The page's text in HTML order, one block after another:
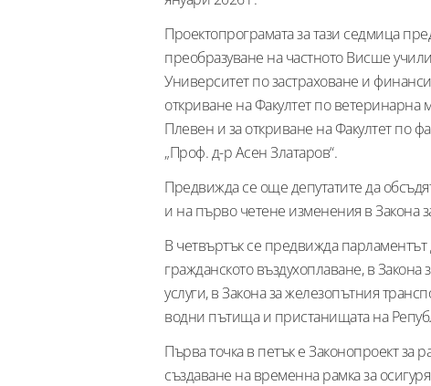
Проектопрограмата за тази седмица
преобразуване на частното Висше
Университет по застраховане и
откриване на Факултет по ветеринарна
Плевен и за откриване на Факултет по
„Проф. д-р Асен Златаров“.
Предвижда се още депутатите да
и на първо четене изменения в Закона
В четвъртък се предвижда
гражданското въздухоплаване, в
услуги, в Закона за железопътния
водни пътища и пристанищата на
Първа точка в петък е Законопроект
създаване на временна рамка за